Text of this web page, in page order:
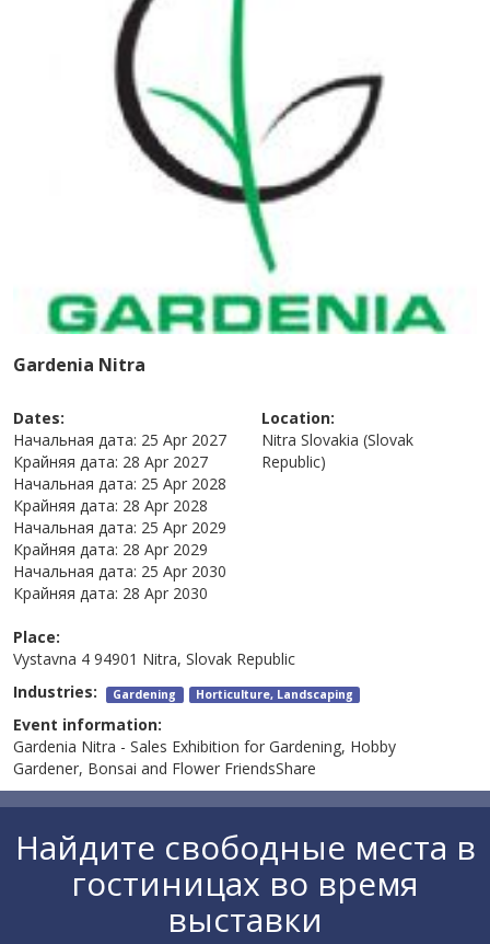
Gardenia Nitra
Dates:
Начальная дата: 25 Apr 2027
Крайняя дата: 28 Apr 2027
Начальная дата: 25 Apr 2028
Крайняя дата: 28 Apr 2028
Начальная дата: 25 Apr 2029
Крайняя дата: 28 Apr 2029
Начальная дата: 25 Apr 2030
Крайняя дата: 28 Apr 2030
Location:
Nitra Slovakia (Slovak
Republic)
Place:
Vystavna 4 94901 Nitra, Slovak Republic
Industries: Gardening Horticulture, Landscaping
Event information:
Gardenia Nitra - Sales Exhibition for Gardening, Hobby
Gardener, Bonsai and Flower FriendsShare
Найдите свободные места в
гостиницах во время
выставки